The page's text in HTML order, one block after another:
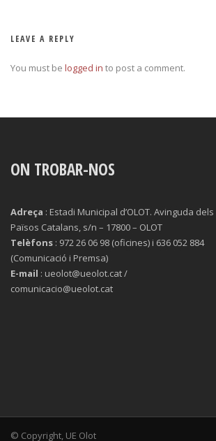
LEAVE A REPLY
You must be logged in to post a comment.
ON TROBAR-NOS
Adreça : Estadi Municipal d’OLOT. Avinguda dels
Països Catalans, s/n – 17800 – OLOT
Telèfons : 972 26 06 98 (oficines) i 636 052 884
(Comunicació i Premsa)
E-mail : ueolot@ueolot.cat /
comunicacio@ueolot.cat
© Copyright, UE Olot